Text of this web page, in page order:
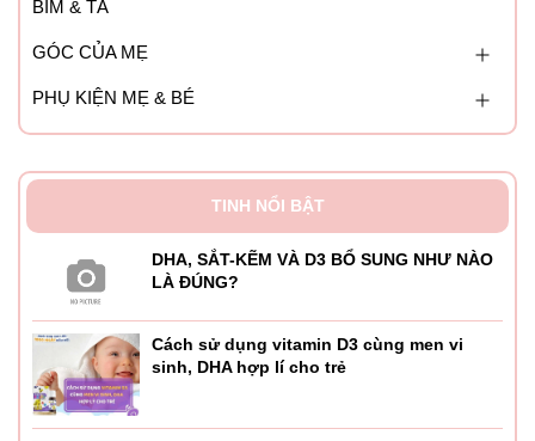
BỈM & TÃ
GÓC CỦA MẸ
PHỤ KIỆN MẸ & BÉ
TINH NỔI BẬT
DHA, SẮT-KẼM VÀ D3 BỔ SUNG NHƯ NÀO
LÀ ĐÚNG?
Cách sử dụng vitamin D3 cùng men vi
sinh, DHA hợp lí cho trẻ